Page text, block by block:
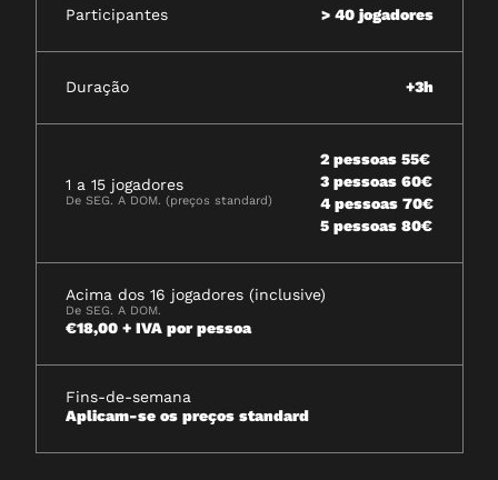
Participantes > 40 jogadores
Duração +3h
1 a 15 jogadores
De SEG. A DOM. (preços standard)
2 pessoas 55€
3 pessoas 60€
4 pessoas 70€
5 pessoas 80€
Acima dos 16 jogadores (inclusive)
De SEG. A DOM.
€18,00 + IVA por pessoa
Fins-de-semana
Aplicam-se os preços standard